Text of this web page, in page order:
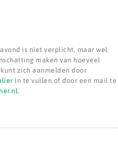
is niet verplicht, maar wel
maken van hoeveel
zich aanmelden door
in te vullen of door een mail te
.